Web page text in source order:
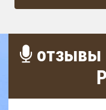
отзывы